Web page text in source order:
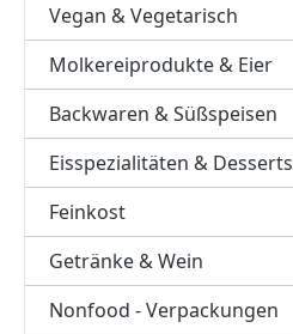
Vegan & Vegetarisch
Molkereiprodukte & Eier
Backwaren & Süßspeisen
Eisspezialitäten & Desserts
Feinkost
Getränke & Wein
Nonfood - Verpackungen